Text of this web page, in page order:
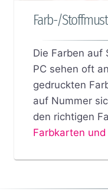
Farb-/
Die Farben auf
PC sehen oft
gedruckten
auf Nummer
den richtigen
Farbkarten